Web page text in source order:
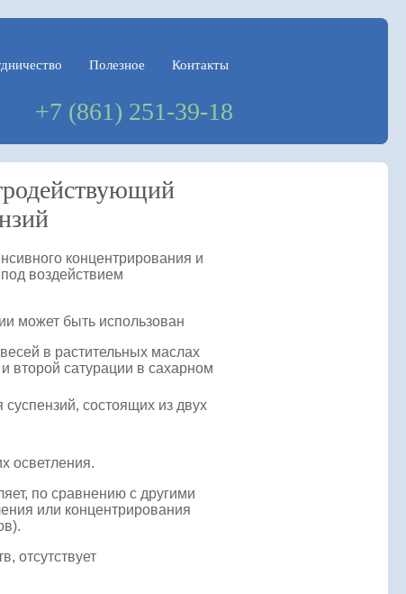
+7 (861) 251-39-18
Полезное Контакты
концентрирования и
воздействием
может быть использован
в растительных маслах
второй сатурации в сахарном
состоящих из двух
осветления.
по сравнению с другими
или концентрирования
отсутствует